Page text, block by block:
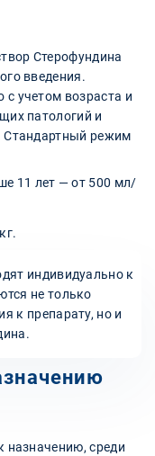
Стерофундина
введения.
учетом возраста и
патологий и
Стандартный режим
11 лет — от 500 мл/
индивидуально к
не только
к препарату, но и
назначению, среди